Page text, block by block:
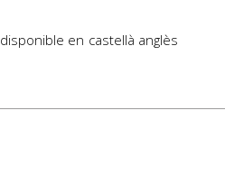
en castellà anglès